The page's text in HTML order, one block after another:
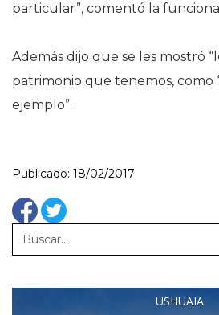
particular”, comentó la
Además dijo que se les mostró
patrimonio que tenemos, como
ejemplo”.
Publicado: 18/02/2017
USHUAIA